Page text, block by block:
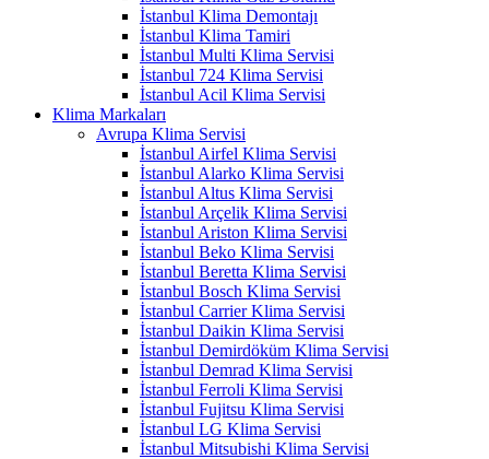
İstanbul Klima Demontajı
İstanbul Klima Tamiri
İstanbul Multi Klima Servisi
İstanbul 724 Klima Servisi
İstanbul Acil Klima Servisi
Klima Markaları
Avrupa Klima Servisi
İstanbul Airfel Klima Servisi
İstanbul Alarko Klima Servisi
İstanbul Altus Klima Servisi
İstanbul Arçelik Klima Servisi
İstanbul Ariston Klima Servisi
İstanbul Beko Klima Servisi
İstanbul Beretta Klima Servisi
İstanbul Bosch Klima Servisi
İstanbul Carrier Klima Servisi
İstanbul Daikin Klima Servisi
İstanbul Demirdöküm Klima Servisi
İstanbul Demrad Klima Servisi
İstanbul Ferroli Klima Servisi
İstanbul Fujitsu Klima Servisi
İstanbul LG Klima Servisi
İstanbul Mitsubishi Klima Servisi